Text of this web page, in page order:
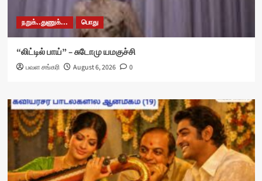
நறுக்..துணுக்... பொது
“லிட்டில் பாய்” – சுடோமு யமகுச்சி
பவள சங்கரி August 6, 2026 0